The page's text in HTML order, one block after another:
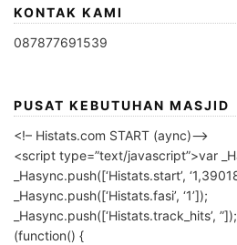
KONTAK KAMI
087877691539
PUSAT KEBUTUHAN MASJID
<!– Histats.com START (aync)–>
<script type=”text/javascript”>var
_Hasync.push([‘Histats.start’,
_Hasync.push([‘Histats.fasi’, ‘1’]);
_Hasync.push([‘Histats.track_hits’, ”]);
(function() {